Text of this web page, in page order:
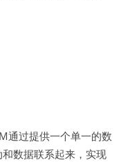
通过提供一个单一的数
数据联系起来，实现